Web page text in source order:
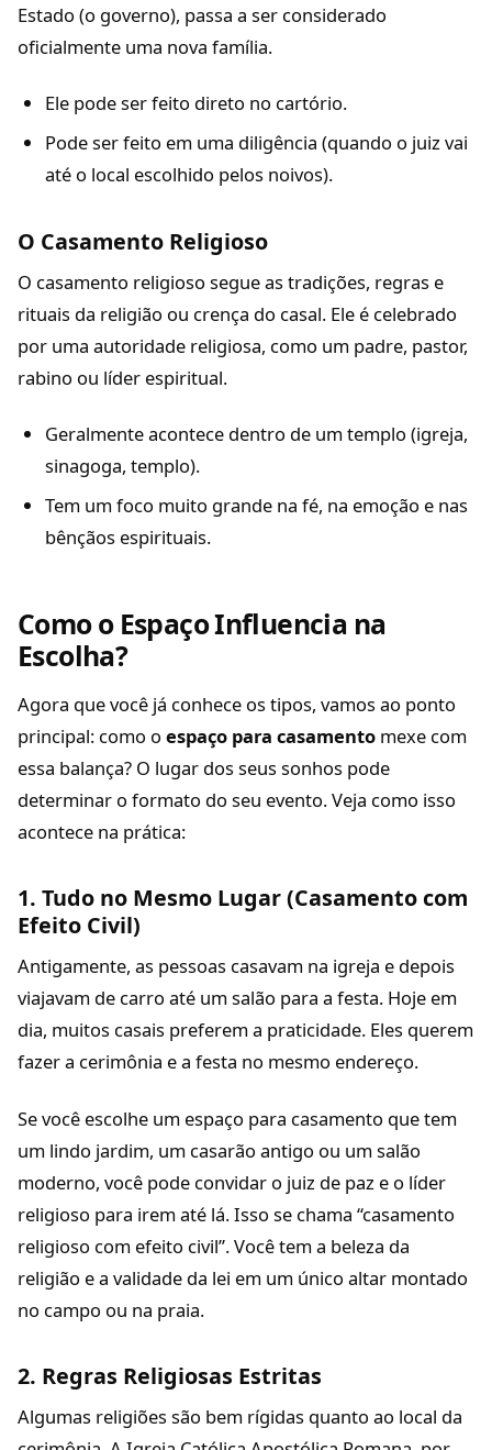
Estado (o governo), passa a ser considerado
oficialmente uma nova família.
Ele pode ser feito direto no cartório.
Pode ser feito em uma diligência (quando o juiz vai
até o local escolhido pelos noivos).
O Casamento Religioso
O casamento religioso segue as tradições, regras e
rituais da religião ou crença do casal. Ele é celebrado
por uma autoridade religiosa, como um padre, pastor,
rabino ou líder espiritual.
Geralmente acontece dentro de um templo (igreja,
sinagoga, templo).
Tem um foco muito grande na fé, na emoção e nas
bênçãos espirituais.
Como o Espaço Influencia na
Escolha?
Agora que você já conhece os tipos, vamos ao ponto
principal: como o espaço para casamento mexe com
essa balança? O lugar dos seus sonhos pode
determinar o formato do seu evento. Veja como isso
acontece na prática:
1. Tudo no Mesmo Lugar (Casamento com
Efeito Civil)
Antigamente, as pessoas casavam na igreja e depois
viajavam de carro até um salão para a festa. Hoje em
dia, muitos casais preferem a praticidade. Eles querem
fazer a cerimônia e a festa no mesmo endereço.
Se você escolhe um espaço para casamento que tem
um lindo jardim, um casarão antigo ou um salão
moderno, você pode convidar o juiz de paz e o líder
religioso para irem até lá. Isso se chama “casamento
religioso com efeito civil”. Você tem a beleza da
religião e a validade da lei em um único altar montado
no campo ou na praia.
2. Regras Religiosas Estritas
Algumas religiões são bem rígidas quanto ao local da